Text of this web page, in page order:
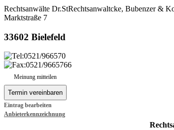
Rechtsanwälte Dr.StRechtsanwaltcke, Bubenzer &
Marktstraße 7
33602 Bielefeld
0521/966570
0521/9665766
Meinung mitteilen
Eintrag bearbeiten
Anbieterkennzeichnung